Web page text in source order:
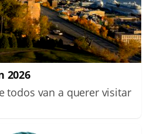
2026
todos van a querer visitar